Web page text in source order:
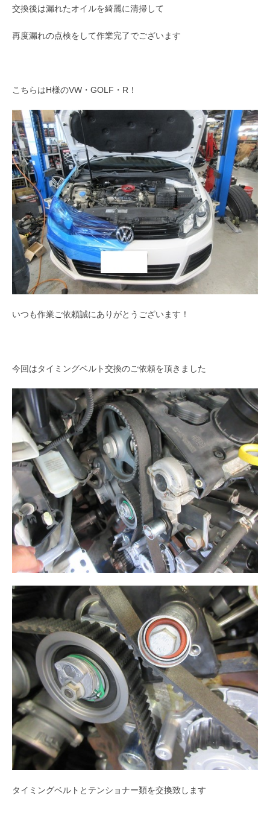
交換後は漏れたオイルを綺麗に清掃して
再度漏れの点検をして作業完了でございます
こちらはH様のVW・GOLF・R！
いつも作業ご依頼誠にありがとうございます！
今回はタイミングベルト交換のご依頼を頂きました
タイミングベルトとテンショナー類を交換致します